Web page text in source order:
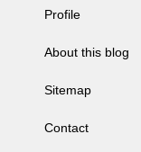
Profile
About this blog
Sitemap
Contact